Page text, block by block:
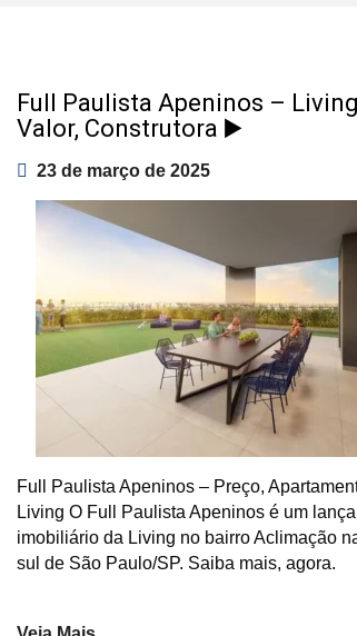
Full Paulista Apeninos –
Valor, Construtora ▶️
23 de março de 2025
Full Paulista Apeninos – Preço,
Living O Full Paulista Apeninos é um
imobiliário da Living no bairro Aclimação
sul de São Paulo/SP. Saiba mais, agora.